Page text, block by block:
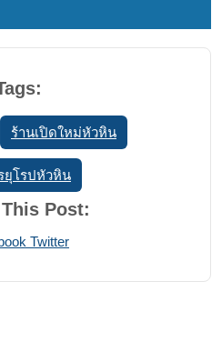
ร้านเปิดใหม่หัวหิน
ยุโรปหัวหิน
Post:
TwitterPrint
Share
Email